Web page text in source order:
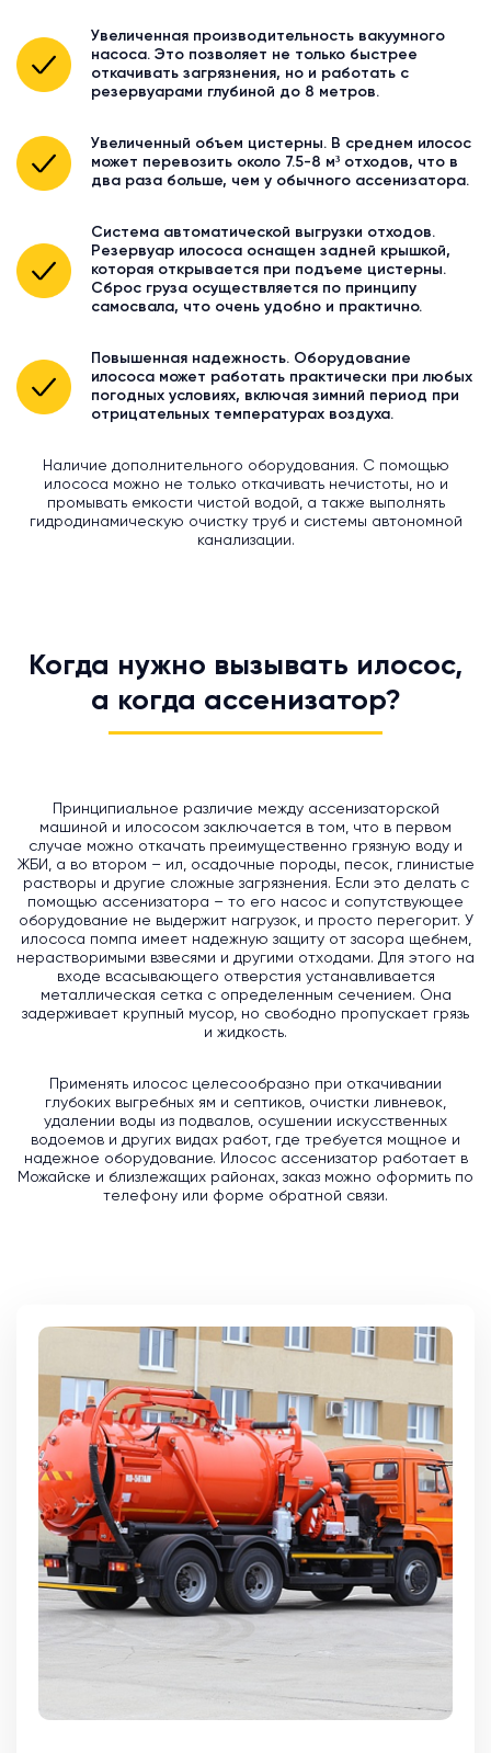
Увеличенная производительность вакуумного
насоса. Это позволяет не только быстрее
откачивать загрязнения, но и работать с
резервуарами глубиной до 8 метров.
Увеличенный объем цистерны. В среднем илосос
может перевозить около 7.5-8 м³ отходов, что в
два раза больше, чем у обычного ассенизатора.
Система автоматической выгрузки отходов.
Резервуар илососа оснащен задней крышкой,
которая открывается при подъеме цистерны.
Сброс груза осуществляется по принципу
самосвала, что очень удобно и практично.
Повышенная надежность. Оборудование
илососа может работать практически при любых
погодных условиях, включая зимний период при
отрицательных температурах воздуха.
Наличие дополнительного оборудования. С помощью
илососа можно не только откачивать нечистоты, но и
промывать емкости чистой водой, а также выполнять
гидродинамическую очистку труб и системы автономной
канализации.
Когда нужно вызывать илосос,
а когда ассенизатор?
Принципиальное различие между ассенизаторской
машиной и илососом заключается в том, что в первом
случае можно откачать преимущественно грязную воду и
ЖБИ, а во втором – ил, осадочные породы, песок, глинистые
растворы и другие сложные загрязнения. Если это делать с
помощью ассенизатора – то его насос и сопутствующее
оборудование не выдержит нагрузок, и просто перегорит. У
илососа помпа имеет надежную защиту от засора щебнем,
нерастворимыми взвесями и другими отходами. Для этого на
входе всасывающего отверстия устанавливается
металлическая сетка с определенным сечением. Она
задерживает крупный мусор, но свободно пропускает грязь
и жидкость.
Применять илосос целесообразно при откачивании
глубоких выгребных ям и септиков, очистки ливневок,
удалении воды из подвалов, осушении искусственных
водоемов и других видах работ, где требуется мощное и
надежное оборудование. Илосос ассенизатор работает в
Можайске и близлежащих районах, заказ можно оформить по
телефону или форме обратной связи.